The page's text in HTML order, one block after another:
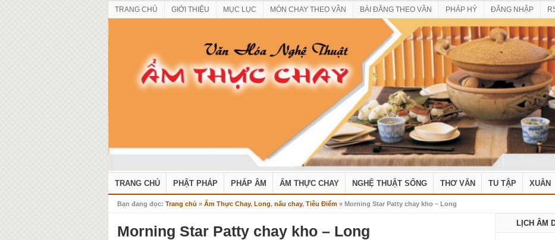
TRANG CHỦ GIỚI THIỆU MỤC LỤC MÓN CHAY THEO VẦN BÀI ĐĂNG THEO VẦN PHÁP HỶ ĐĂNG NHẬP
TRANG CHỦ PHẬT PHÁP PHÁP ÂM ẨM THỰC CHAY NGHỆ THUẬT SỐNG THƠ VĂN TU TẬP XUÂN
Bạn đang đọc: Trang chủ » Ẩm Thực Chay, Long, nấu chay, Tiêu Điểm» Morning Star Patty chay kho – Long
Morning Star Patty chay kho – Long LỊCH ÂM